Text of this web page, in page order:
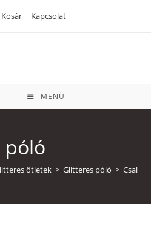
Kosár Kapcsolat
MENÜ
póló
ötletek > Glitteres póló >